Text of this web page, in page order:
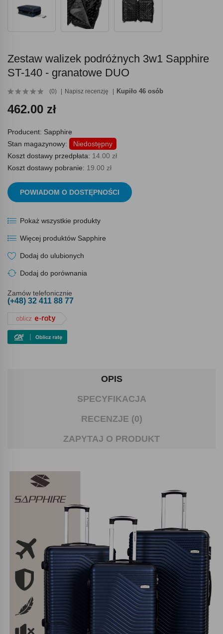
Zestaw walizek podróżnych 3w1 Sapphire
ST-140 - granatowe DUO
(0) Napisz recenzję Kupiło 46 osób
462.00 zł
Producent: Sapphire
Stan magazynowy:
Niedostępny
Koszt dostawy przedpłata: 14.00 zł
Koszt dostawy pobranie: 19.00 zł
POWIADOM O DOSTĘPNOŚCI
Pokaż wszystkie produkty
Więcej produktów Sapphire
Dodaj do ulubionych
Dodaj do porównania
Zamów telefonicznie
(+48) 32 411 88 77
OPIS
SPECYFIKACJA
RECENZJE (0)
ZAPYTAJ O PRODUKT